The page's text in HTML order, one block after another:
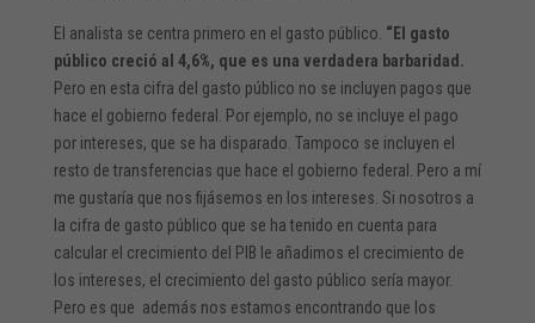
El analista se centra primero en el gasto público. “El gasto
público creció al 4,6%, que es una verdadera barbaridad.
Pero en esta cifra del gasto público no se incluyen pagos que
hace el gobierno federal. Por ejemplo, no se incluye el pago
por intereses, que se ha disparado. Tampoco se incluyen el
resto de transferencias que hace el gobierno federal. Pero a mí
me gustaría que nos fijásemos en los intereses. Si nosotros a
la cifra de gasto público que se ha tenido en cuenta para
calcular el crecimiento del PIB le añadimos el crecimiento de
los intereses, el crecimiento del gasto público sería mayor.
Pero es que además nos estamos encontrando que los